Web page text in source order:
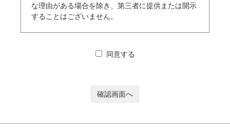
な理由がある場合を除き、第三者に提供または開示
することはございません。
同意する
確認画面へ